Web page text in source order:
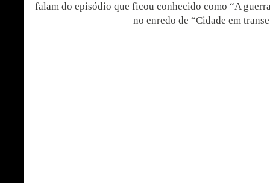
falam do episódio que ficou conhecido como “A
no enredo de “Cidade em